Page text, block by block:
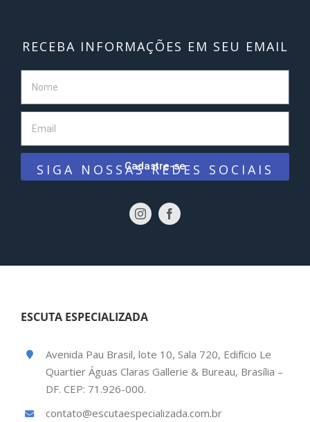
RECEBA INFORMAÇÕES EM SEU EMAIL
Cadastre-se
SIGA NOSSAS REDES SOCIAIS
ESCUTA ESPECIALIZADA
Avenida Pau Brasil, lote 10, Sala 720, Edifício Le
Quartier Águas Claras Gallerie & Bureau, Brasília –
DF. CEP: 71.926-000.
contato@escutaespecializada.com.br